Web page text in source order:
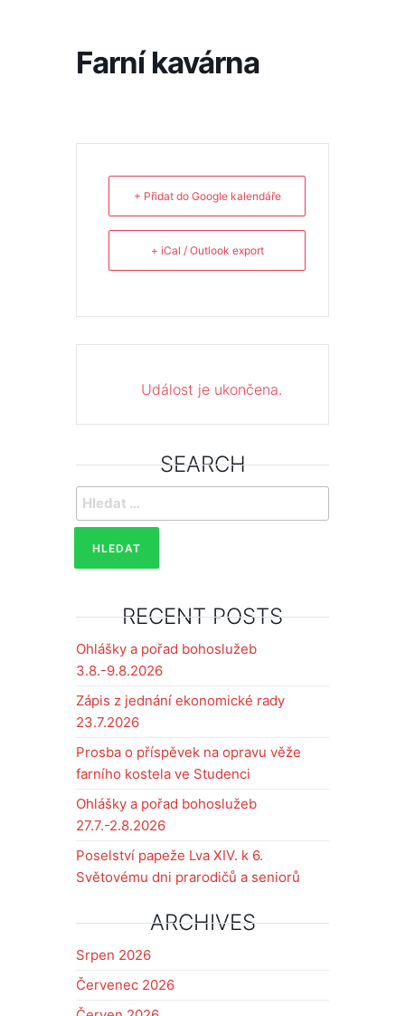
Farní kavárna
+ Přidat do Google kalendáře
+ iCal / Outlook export
Událost je ukončena.
SEARCH
Vyhledávání
RECENT POSTS
Ohlášky a pořad bohoslužeb
3.8.-9.8.2026
Zápis z jednání ekonomické rady
23.7.2026
Prosba o příspěvek na opravu věže
farního kostela ve Studenci
Ohlášky a pořad bohoslužeb
27.7.-2.8.2026
Poselství papeže Lva XIV. k 6.
Světovému dni prarodičů a seniorů
ARCHIVES
Srpen 2026
Červenec 2026